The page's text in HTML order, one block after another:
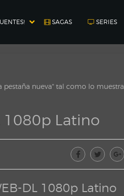
SAGAS SERIES
nueva" tal como lo muestra
1080p Latino
DL 1080p Latino